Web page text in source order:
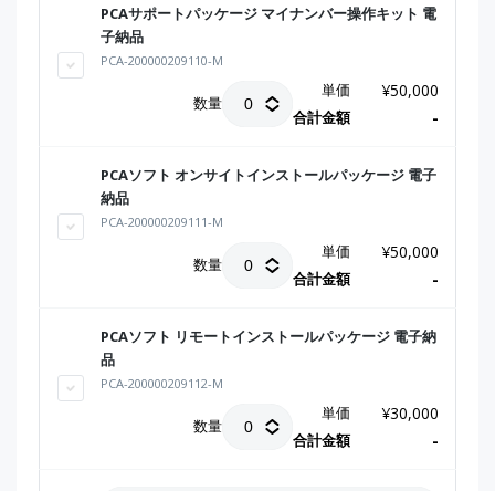
PCAサポートパッケージ マイナンバー操作キット 電
子納品
PCA-200000209110-M
数量
単価 ¥50,000
合計金額 -
PCAソフト オンサイトインストールパッケージ 電子
納品
PCA-200000209111-M
数量
単価 ¥50,000
合計金額 -
PCAソフト リモートインストールパッケージ 電子納
品
PCA-200000209112-M
数量
単価 ¥30,000
合計金額 -